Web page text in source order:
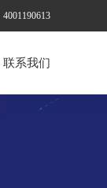
4001190613
联系我们